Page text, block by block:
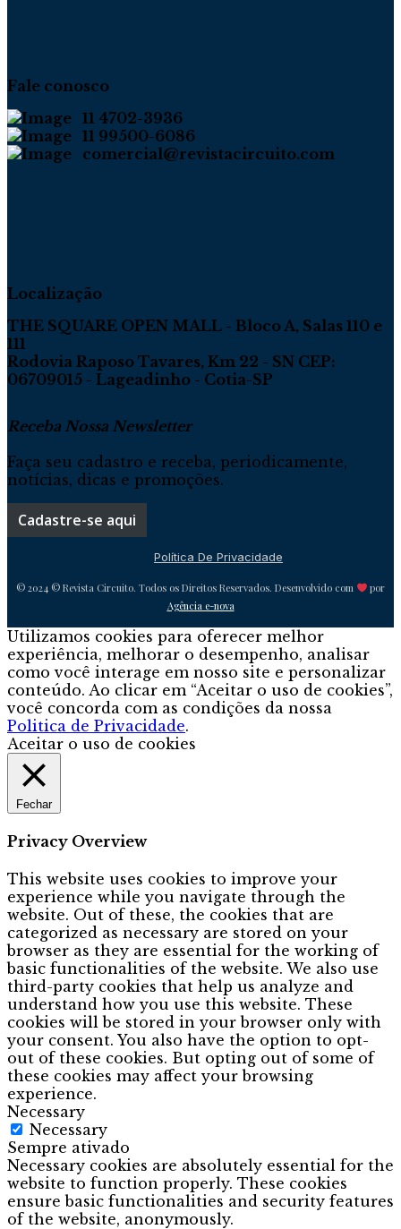
Fale conosco
11 4702-3936
11 99500-6086
comercial@revistacircuito.com
Localização
THE SQUARE OPEN MALL - Bloco A, Salas 110 e
111
Rodovia Raposo Tavares, Km 22 - SN CEP:
06709015 - Lageadinho - Cotia-SP
Receba Nossa Newsletter
Faça seu cadastro e receba, periodicamente,
notícias, dicas e promoções.
Cadastre-se aqui
Política De Privacidade
© 2024 © Revista Circuito. Todos os Direitos Reservados. Desenvolvido com
por
Agência e-nova
Utilizamos cookies para oferecer melhor
experiência, melhorar o desempenho, analisar
como você interage em nosso site e personalizar
conteúdo. Ao clicar em “Aceitar o uso de cookies”,
você concorda com as condições da nossa
Politica de Privacidade.
Aceitar o uso de cookies
Fechar
Privacy Overview
This website uses cookies to improve your
experience while you navigate through the
website. Out of these, the cookies that are
categorized as necessary are stored on your
browser as they are essential for the working of
basic functionalities of the website. We also use
third-party cookies that help us analyze and
understand how you use this website. These
cookies will be stored in your browser only with
your consent. You also have the option to opt-
out of these cookies. But opting out of some of
these cookies may affect your browsing
experience.
Necessary
Necessary
Sempre ativado
Necessary cookies are absolutely essential for the
website to function properly. These cookies
ensure basic functionalities and security features
of the website, anonymously.